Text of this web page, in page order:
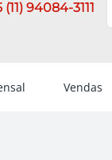
(11) 94084-3111
Vendas